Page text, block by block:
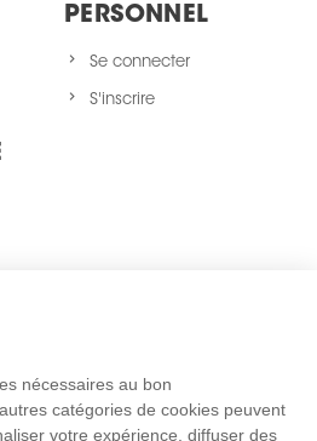
nécessaires au bon
catégories de cookies peuvent
votre expérience, diffuser des
PERSONNEL
Se connecter
S'inscrire